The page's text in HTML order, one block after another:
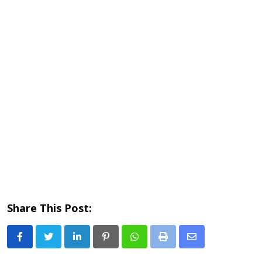
Share This Post:
LinkedIn PinterestWhatsappPrint
Share